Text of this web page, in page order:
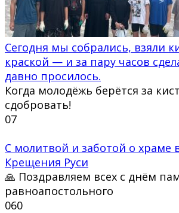
Сегодня мы собрались, взяли
краской — и за пару часов
давно просилось.
Когда молодёжь берётся за
сдобровать!
07
С молитвой и заботой о храме
Крещения Руси
🙏 Поздравляем всех с днём
равноапостольного
060